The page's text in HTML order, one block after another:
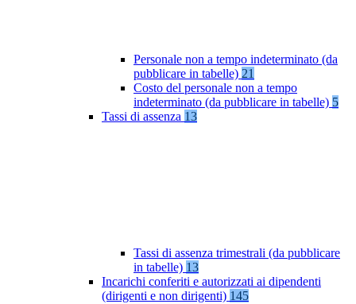
Personale non a tempo indeterminato (da
pubblicare in tabelle) 21
Costo del personale non a tempo
indeterminato (da pubblicare in tabelle) 5
Tassi di assenza 13
Tassi di assenza trimestrali (da pubblicare
in tabelle) 13
Incarichi conferiti e autorizzati ai dipendenti
(dirigenti e non dirigenti) 145